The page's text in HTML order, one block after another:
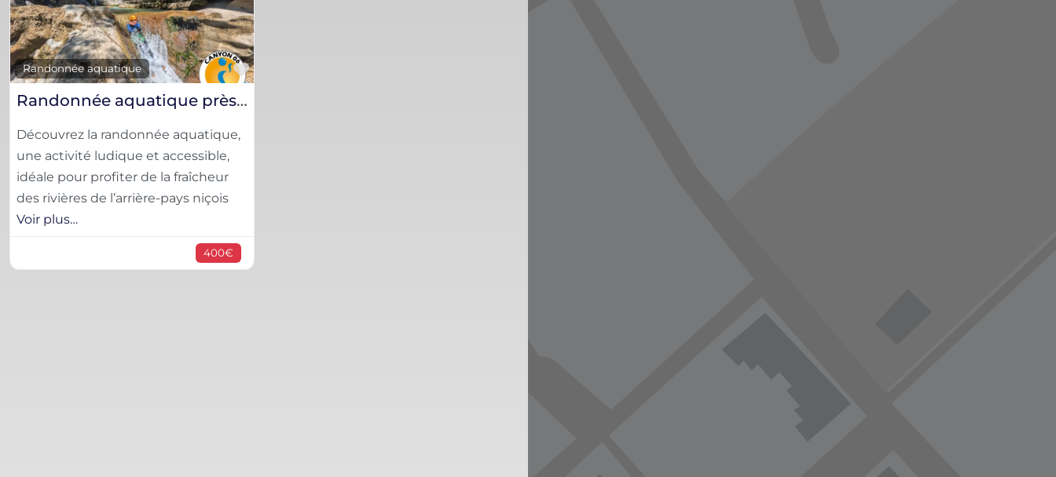
Randonnée aquatique
Favorite
Randonnée aquatique près de Nice – Nature et fraîcheur
Découvrez la randonnée aquatique,
une activité ludique et accessible,
idéale pour profiter de la fraîcheur
des rivières de l’arrière-pays niçois
Voir plus…
400€